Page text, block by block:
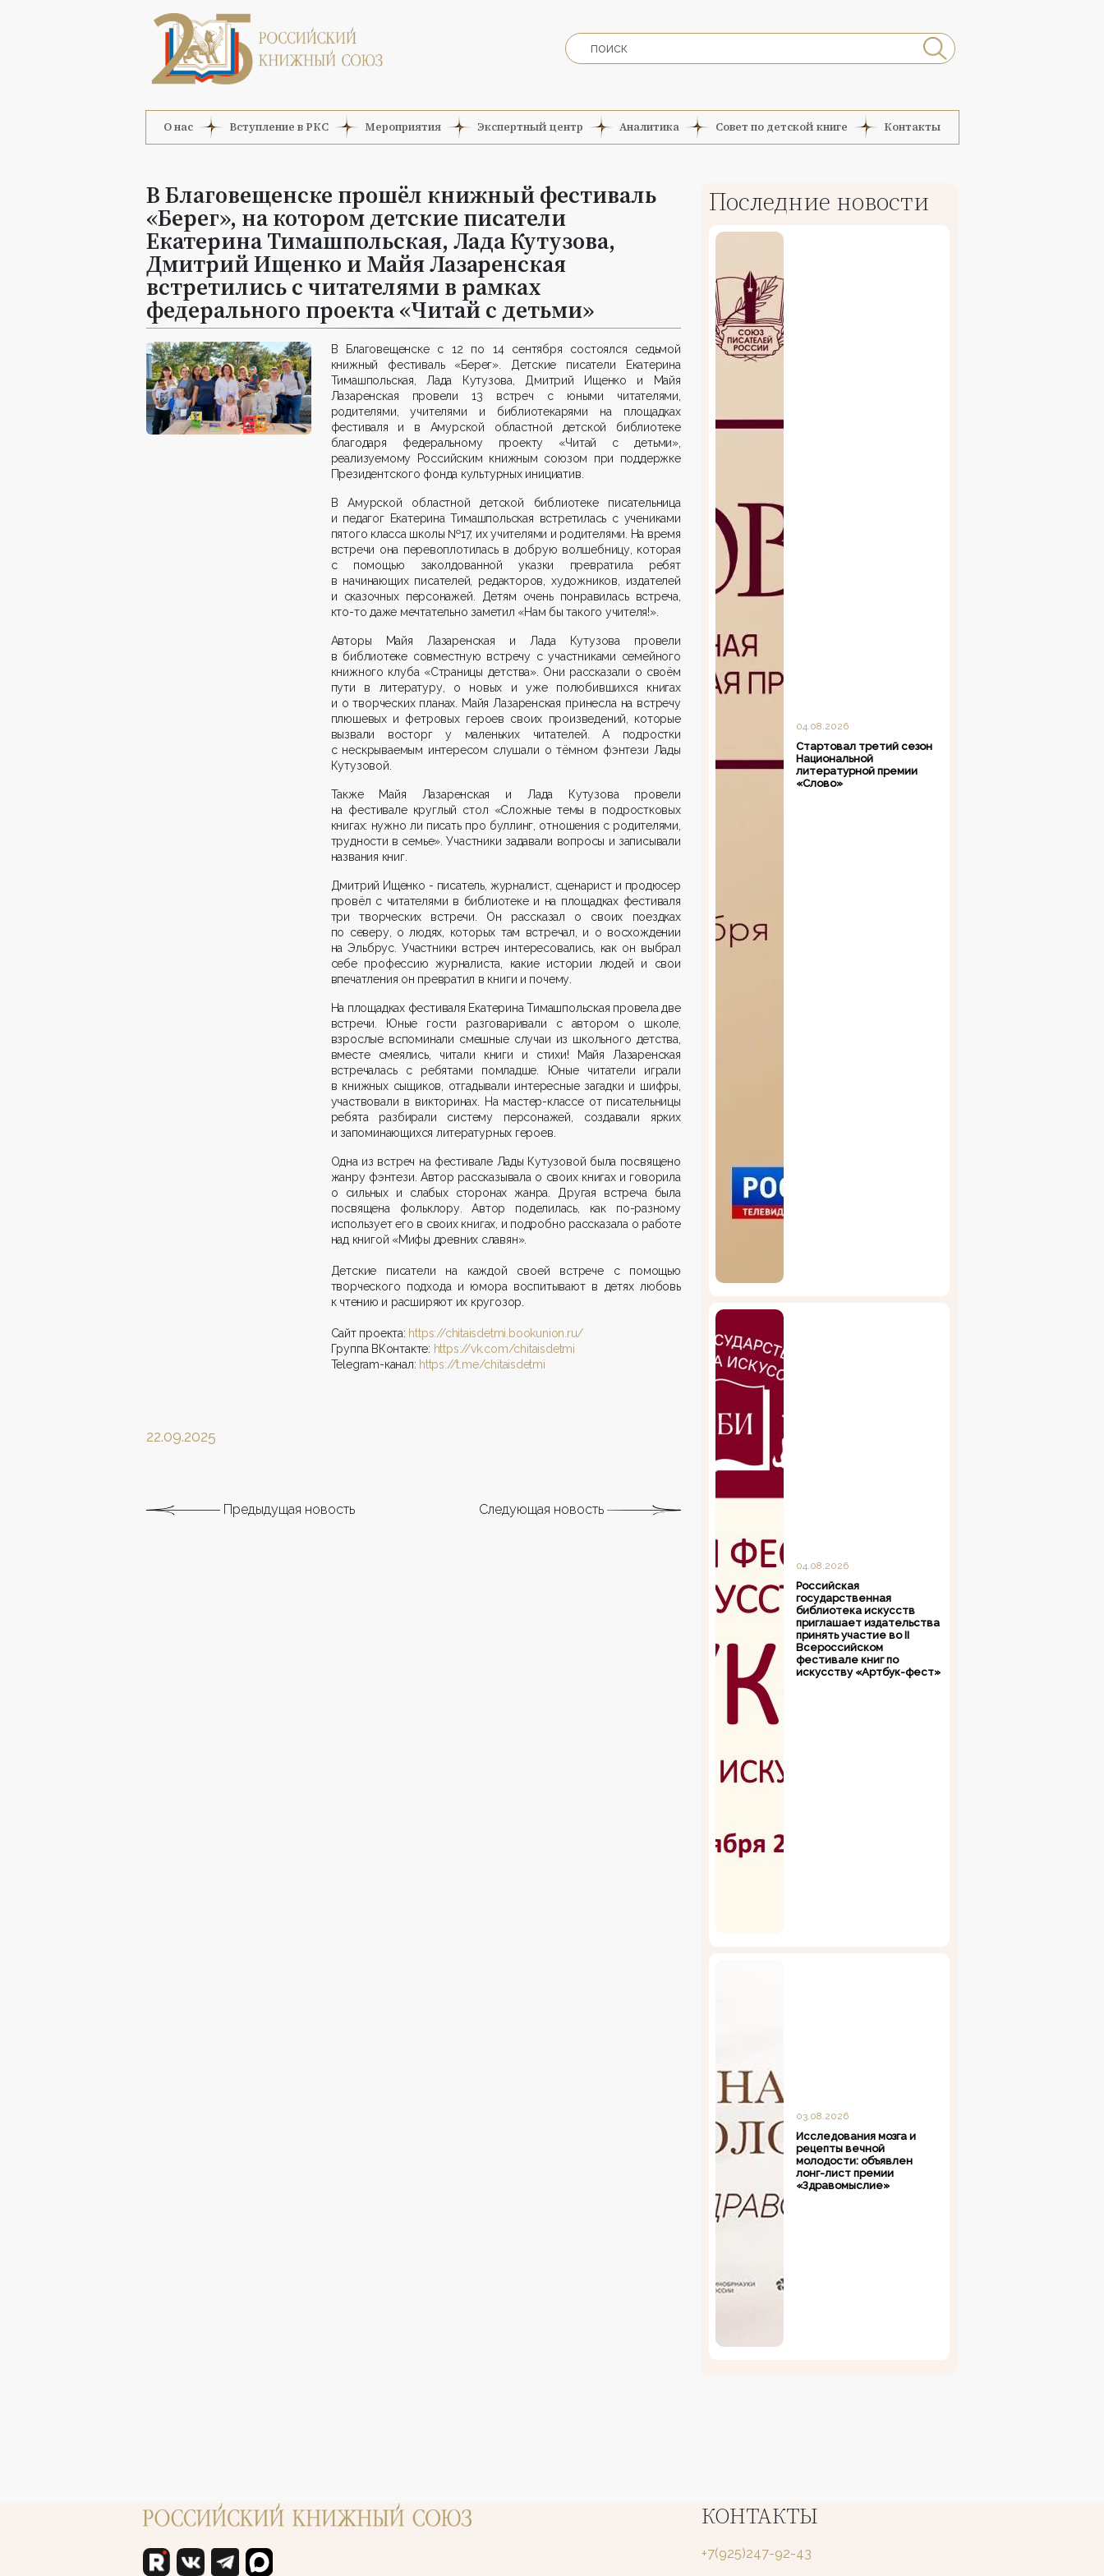
О нас Вступление в РКС Мероприятия Экспертный центр Аналитика Совет по детской книге Контакты
В Благовещенске прошёл книжный фестиваль
«Берег», на котором детские писатели
Екатерина Тимашпольская, Лада Кутузова,
Дмитрий Ищенко и Майя Лазаренская
встретились с читателями в рамках
федерального проекта «Читай с детьми»
В Благовещенске с 12 по 14 сентября состоялся седьмой
книжный фестиваль «Берег». Детские писатели Екатерина
Тимашпольская, Лада Кутузова, Дмитрий Ищенко и Майя
Лазаренская провели 13 встреч с юными читателями,
родителями, учителями и библиотекарями на площадках
фестиваля и в Амурской областной детской библиотеке
благодаря федеральному проекту «Читай с детьми»,
реализуемому Российским книжным союзом при поддержке
Президентского фонда культурных инициатив.
В Амурской областной детской библиотеке писательница
и педагог Екатерина Тимашпольская встретилась с учениками
пятого класса школы №17, их учителями и родителями. На время
встречи она перевоплотилась в добрую волшебницу, которая
с помощью заколдованной указки превратила ребят
в начинающих писателей, редакторов, художников, издателей
и сказочных персонажей. Детям очень понравилась встреча,
кто-то даже мечтательно заметил «Нам бы такого учителя!».
Авторы Майя Лазаренская и Лада Кутузова провели
в библиотеке совместную встречу с участниками семейного
книжного клуба «Страницы детства». Они рассказали о своём
пути в литературу, о новых и уже полюбившихся книгах
и о творческих планах. Майя Лазаренская принесла на встречу
плюшевых и фетровых героев своих произведений, которые
вызвали восторг у маленьких читателей. А подростки
с нескрываемым интересом слушали о тёмном фэнтези Лады
Кутузовой.
Также Майя Лазаренская и Лада Кутузова провели
на фестивале круглый стол «Сложные темы в подростковых
книгах: нужно ли писать про буллинг, отношения с родителями,
трудности в семье». Участники задавали вопросы и записывали
названия книг.
Дмитрий Ищенко - писатель, журналист, сценарист и продюсер
провёл с читателями в библиотеке и на площадках фестиваля
три творческих встречи. Он рассказал о своих поездках
по северу, о людях, которых там встречал, и о восхождении
на Эльбрус. Участники встреч интересовались, как он выбрал
себе профессию журналиста, какие истории людей и свои
впечатления он превратил в книги и почему.
На площадках фестиваля Екатерина Тимашпольская провела две
встречи. Юные гости разговаривали с автором о школе,
взрослые вспоминали смешные случаи из школьного детства,
вместе смеялись, читали книги и стихи! Майя Лазаренская
встречалась с ребятами помладше. Юные читатели играли
в книжных сыщиков, отгадывали интересные загадки и шифры,
участвовали в викторинах. На мастер-классе от писательницы
ребята разбирали систему персонажей, создавали ярких
и запоминающихся литературных героев.
Одна из встреч на фестивале Лады Кутузовой была посвящено
жанру фэнтези. Автор рассказывала о своих книгах и говорила
о сильных и слабых сторонах жанра. Другая встреча была
посвящена фольклору. Автор поделилась, как по-разному
использует его в своих книгах, и подробно рассказала о работе
над книгой «Мифы древних славян».
Детские писатели на каждой своей встрече с помощью
творческого подхода и юмора воспитывают в детях любовь
к чтению и расширяют их кругозор.
Сайт проекта: https://chitaisdetmi.bookunion.ru/
Группа ВКонтакте: https://vk.com/chitaisdetmi
Telegram-канал: https://t.me/chitaisdetmi
22.09.2025
Предыдущая новость Следующая новость
Последние новости
04.08.2026
Стартовал третий сезон
Национальной
литературной премии
«Слово»
04.08.2026
Российская
государственная
библиотека искусств
приглашает издательства
принять участие во II
Всероссийском
фестивале книг по
искусству «Артбук-фест»
03.08.2026
Исследования мозга и
рецепты вечной
молодости: объявлен
лонг-лист премии
«Здравомыслие»
КОНТАКТЫ
+7(925)247-92-43